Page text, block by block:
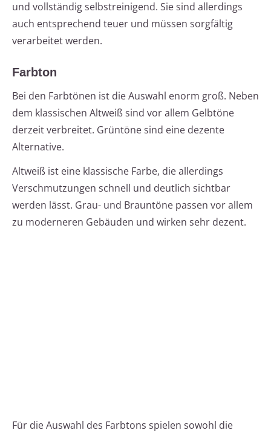
und vollständig selbstreinigend. Sie sind allerdings
auch entsprechend teuer und müssen sorgfältig
verarbeitet werden.
Farbton
Bei den Farbtönen ist die Auswahl enorm groß. Neben
dem klassischen Altweiß sind vor allem Gelbtöne
derzeit verbreitet. Grüntöne sind eine dezente
Alternative.
Altweiß ist eine klassische Farbe, die allerdings
Verschmutzungen schnell und deutlich sichtbar
werden lässt. Grau- und Brauntöne passen vor allem
zu moderneren Gebäuden und wirken sehr dezent.
Für die Auswahl des Farbtons spielen sowohl die